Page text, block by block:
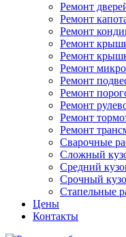
Ремонт
Ремонт
Ремонт
Ремонт
Ремонт
Ремонт
Ремонт
Ремонт
Ремонт
Ремонт
Ремонт
Сварочные
Сложный
Средний
Срочный
Стапельные
Цены
Контакты